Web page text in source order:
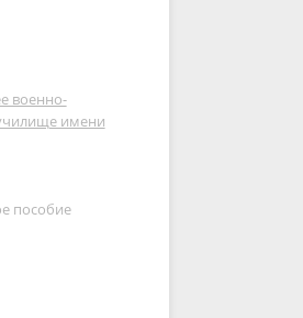
военно-
имени
пособие